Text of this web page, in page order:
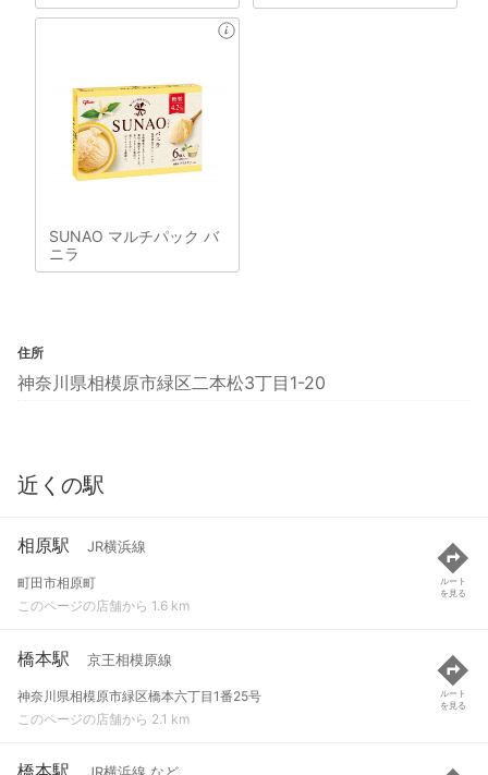
SUNAO マルチパック バ
ニラ
住所
神奈川県相模原市緑区二本松3丁目1-20
近くの駅
相原駅 JR横浜線
町田市相原町
このページの店舗から 1.6 km
ルート
を見る
橋本駅 京王相模原線
神奈川県相模原市緑区橋本六丁目1番25号
このページの店舗から 2.1 km
ルート
を見る
橋本駅